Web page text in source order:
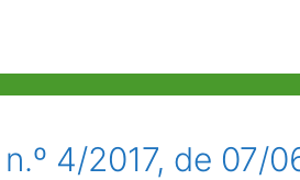
4/2017, de 07/